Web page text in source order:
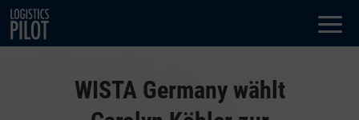
Dialog
window
WISTA Germany wählt